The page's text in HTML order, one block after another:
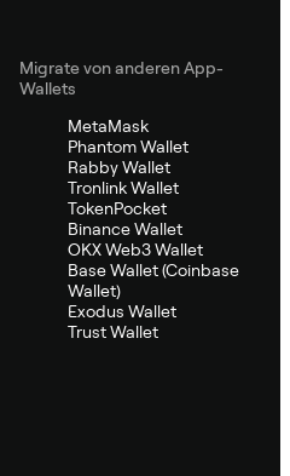
Migrate von anderen App-
Wallets
MetaMask
Phantom Wallet
Rabby Wallet
Tronlink Wallet
TokenPocket
Binance Wallet
OKX Web3 Wallet
Base Wallet (Coinbase
Wallet)
Exodus Wallet
Trust Wallet